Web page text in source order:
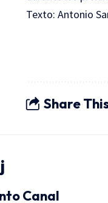
Texto: Antonio
Share
Canal